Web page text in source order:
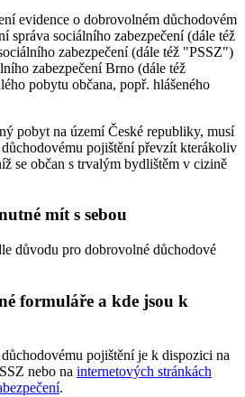
evidence o dobrovolném důchodovém
správa sociálního zabezpečení (dále též
zabezpečení (dále též "PSSZ")
zabezpečení Brno (dále též
pobytu občana, popř. hlášeného
pobyt na území České republiky, musí
pojištění převzít kterákoliv
se občan s trvalým bydlištěm v cizině
mít s sebou
důvodu pro dobrovolné důchodové
formuláře a kde jsou k
pojištění je k dispozici na
nebo na internetových stránkách
.